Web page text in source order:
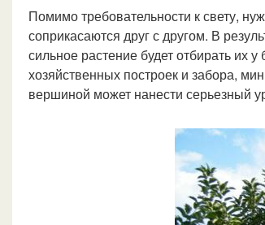
Помимо требовательности к свету,
соприкасаются друг с другом. В
сильное растение будет отбирать их
хозяйственных построек и забора,
вершиной может нанести серьезный